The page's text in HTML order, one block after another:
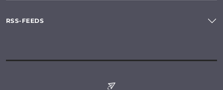
RSS-FEEDS